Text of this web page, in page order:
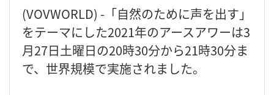
(VOVWORLD) -「自然のために声を出す」
をテーマにした2021年のアースアワーは3
月27日土曜日の20時30分から21時30分ま
で、世界規模で実施されました。